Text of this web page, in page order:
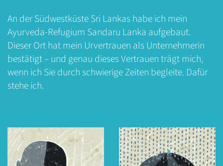
An der Südwestküste Sri Lankas habe ich mein
Ayurveda-Refugium Sandaru Lanka aufgebaut.
Dieser Ort hat mein Urvertrauen als Unternehmerin
bestätigt – und genau dieses Vertrauen trägt mich,
wenn ich Sie durch schwierige Zeiten begleite. Dafür
stehe ich.